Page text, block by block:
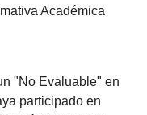
Académica
"No Evaluable" en
participado en